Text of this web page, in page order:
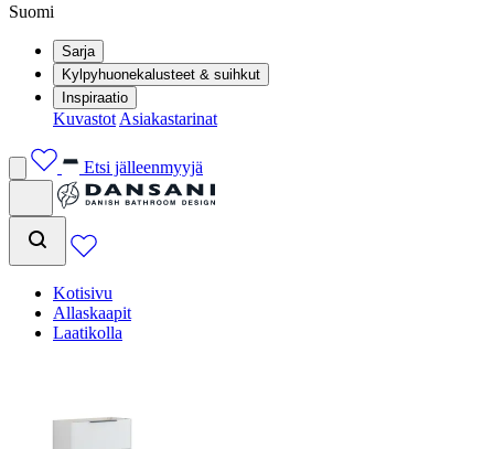
Suomi
Sarja
Kylpyhuonekalusteet & suihkut
Inspiraatio
Kuvastot Asiakastarinat
Etsi jälleenmyyjä
Kotisivu
Allaskaapit
Laatikolla